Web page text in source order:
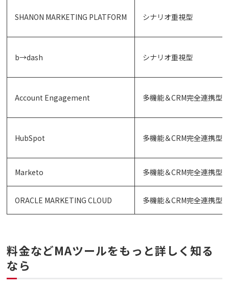
SHANON MARKETING PLATFORM シナリオ重視型
b→dash シナリオ重視型
Account Engagement 多機能＆CRM完全連携型
HubSpot 多機能＆CRM完全連携型
Marketo 多機能＆CRM完全連携型
ORACLE MARKETING CLOUD 多機能＆CRM完全連携型
料金などMAツールをもっと詳しく知る
なら